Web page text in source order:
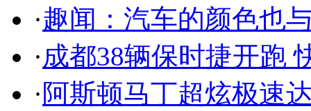
·趣闻：汽车的颜色也
·成都38辆保时捷开跑
·阿斯顿马丁超炫极速